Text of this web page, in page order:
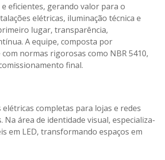
eficientes, gerando valor para o
elétricas, iluminação técnica e
lugar, transparência,
A equipe, composta por
normas rigorosas como NBR 5410,
final.
completas para lojas e redes
área de identidade visual, especializa-
em LED, transformando espaços em